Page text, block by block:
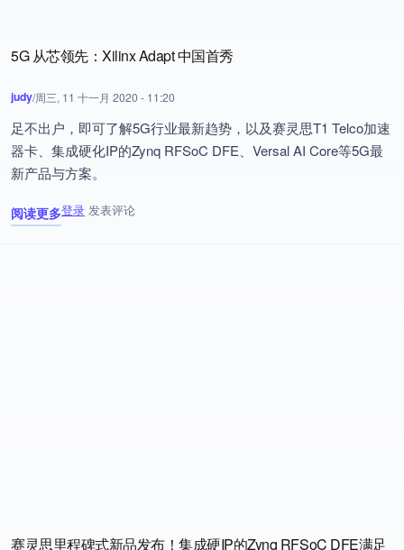
5G 从芯领先：Xilinx Adapt 中国首秀
judy/周三, 11 十一月 2020 - 11:20
足不出户，即可了解5G行业最新趋势，以及赛灵思T1 Telco加速
器卡、集成硬化IP的Zynq RFSoC DFE、Versal AI Core等5G最
新产品与方案。
阅读更多
关于 5G 从芯领先：Xilinx Adapt 中国首秀
登录 发表评论
赛灵思里程碑式新品发布！集成硬IP的Zynq RFSoC DFE满足